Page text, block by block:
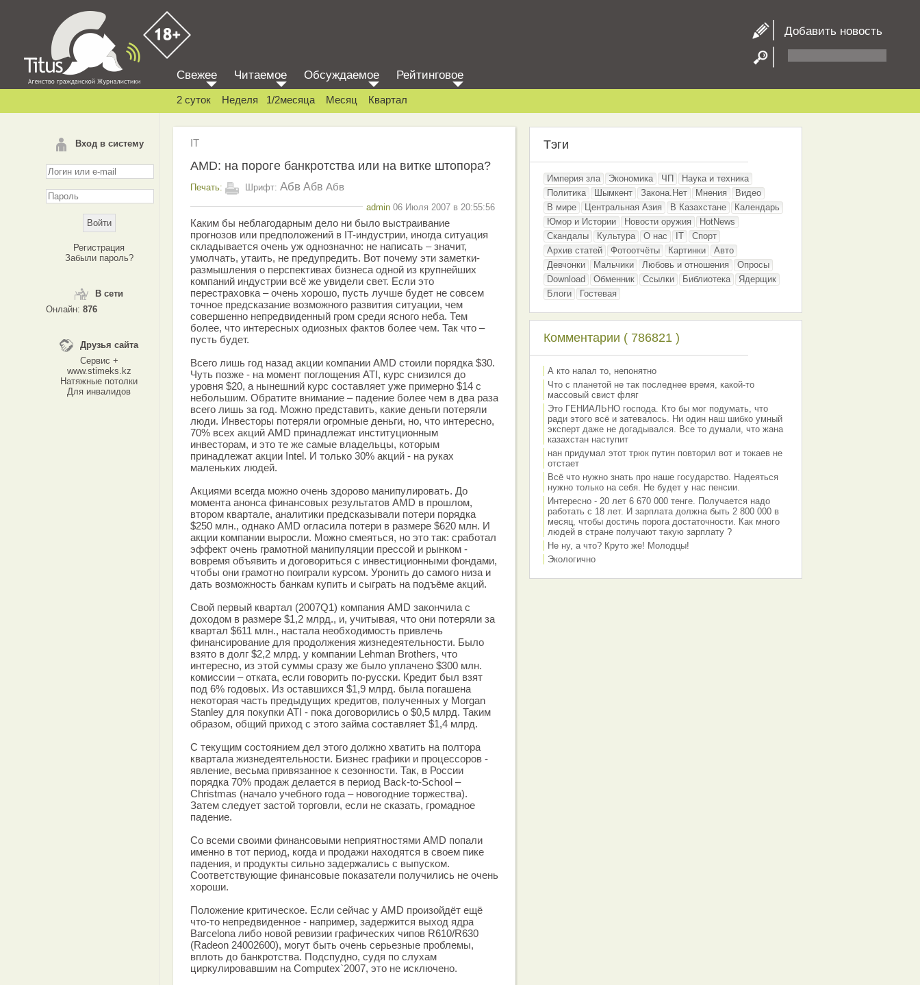
Добавить новость
Вход в систему
Регистрация
Забыли пароль?
В сети
Онлайн: 876
Друзья сайта
Сервис +
www.stimeks.kz
Натяжные потолки
Для инвалидов
Свежее Читаемое Обсуждаемое Рейтинговое
2 суток Неделя 1/2месяца Месяц Квартал
IT
AMD: на пороге банкротства или на витке штопора?
Печать: Шрифт: Абв Абв Абв
admin 06 Июля 2007 в 20:55:56
Каким бы неблагодарным дело ни было выстраивание
прогнозов или предположений в IT-индустрии, иногда ситуация
складывается очень уж однозначно: не написать – значит,
умолчать, утаить, не предупредить. Вот почему эти заметки-
размышления о перспективах бизнеса одной из крупнейших
компаний индустрии всё же увидели свет. Если это
перестраховка – очень хорошо, пусть лучше будет не совсем
точное предсказание возможного развития ситуации, чем
совершенно непредвиденный гром среди ясного неба. Тем
более, что интересных одиозных фактов более чем. Так что –
пусть будет.
Всего лишь год назад акции компании AMD стоили порядка $30.
Чуть позже - на момент поглощения ATI, курс снизился до
уровня $20, а нынешний курс составляет уже примерно $14 с
небольшим. Обратите внимание – падение более чем в два раза
всего лишь за год. Можно представить, какие деньги потеряли
люди. Инвесторы потеряли огромные деньги, но, что интересно,
70% всех акций AMD принадлежат институционным
инвесторам, и это те же самые владельцы, которым
принадлежат акции Intel. И только 30% акций - на руках
маленьких людей.
Акциями всегда можно очень здорово манипулировать. До
момента анонса финансовых результатов AMD в прошлом,
втором квартале, аналитики предсказывали потери порядка
$250 млн., однако AMD огласила потери в размере $620 млн. И
акции компании выросли. Можно смеяться, но это так: сработал
эффект очень грамотной манипуляции прессой и рынком -
вовремя объявить и договориться с инвестиционными фондами,
чтобы они грамотно поиграли курсом. Уронить до самого низа и
дать возможность банкам купить и сыграть на подъёме акций.
Свой первый квартал (2007Q1) компания AMD закончила с
доходом в размере $1,2 млрд., и, учитывая, что они потеряли за
квартал $611 млн., настала необходимость привлечь
финансирование для продолжения жизнедеятельности. Было
взято в долг $2,2 млрд. у компании Lehman Brothers, что
интересно, из этой суммы сразу же было уплачено $300 млн.
комиссии – отката, если говорить по-русски. Кредит был взят
под 6% годовых. Из оставшихся $1,9 млрд. была погашена
некоторая часть предыдущих кредитов, полученных у Morgan
Stanley для покупки ATI - пока договорились о $0,5 млрд. Таким
образом, общий приход с этого займа составляет $1,4 млрд.
С текущим состоянием дел этого должно хватить на полтора
квартала жизнедеятельности. Бизнес графики и процессоров -
явление, весьма привязанное к сезонности. Так, в России
порядка 70% продаж делается в период Back-to-School –
Christmas (начало учебного года – новогодние торжества).
Затем следует застой торговли, если не сказать, громадное
падение.
Со всеми своими финансовыми неприятностями AMD попали
именно в тот период, когда и продажи находятся в своем пике
падения, и продукты сильно задержались с выпуском.
Соответствующие финансовые показатели получились не очень
хороши.
Положение критическое. Если сейчас у AMD произойдёт ещё
что-то непредвиденное - например, задержится выход ядра
Barcelona либо новой ревизии графических чипов R610/R630
(Radeon 24002600), могут быть очень серьезные проблемы,
вплоть до банкротства. Подспудно, судя по слухам
циркулировавшим на Computex`2007, это не исключено.
Тэги
Империя зла Экономика ЧП
Наука и техника
Политика
Шымкент Закона.Нет Мнения
Видео
В мире
Центральная Азия В Казахстане
Календарь
Юмор и Истории
Новости оружия
HotNews
Скандалы
Культура О нас IT
Спорт
Архив статей
Фотоотчёты Картинки
Авто
Девчонки
Мальчики Любовь и отношения
Опросы
Download
Обменник Ссылки Библиотека
Ядерщик
Блоги
Гостевая
Комментарии ( 786821 )
А кто напал то, непонятно
Что с планетой не так последнее время, какой-то
массовый свист фляг
Это ГЕНИАЛЬНО господа. Кто бы мог подумать, что
ради этого всё и затевалось. Ни один наш шибко умный
эксперт даже не догадывался. Все то думали, что жана
казахстан наступит
нан придумал этот трюк путин повторил вот и токаев не
отстает
Всё что нужно знать про наше государство. Надеяться
нужно только на себя. Не будет у нас пенсии.
Интересно - 20 лет 6 670 000 тенге. Получается надо
работать с 18 лет. И зарплата должна быть 2 800 000 в
месяц, чтобы достичь порога достаточности. Как много
людей в стране получают такую зарплату ?
Не ну, а что? Круто же! Молодцы!
Экологично